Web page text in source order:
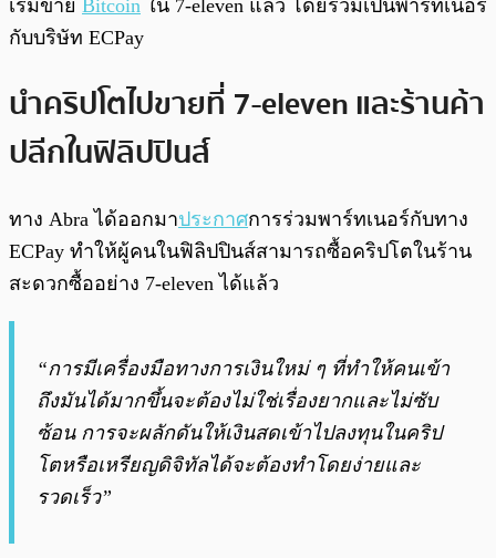
เริ่มขาย Bitcoin ใน 7-eleven แล้ว โดยร่วมเป็นพาร์ทเนอร์
กับบริษัท ECPay
นำคริปโตไปขายที่ 7-eleven และร้านค้า
ปลีกในฟิลิปปินส์
ทาง Abra ได้ออกมาประกาศการร่วมพาร์ทเนอร์กับทาง
ECPay ทำให้ผู้คนในฟิลิปปินส์สามารถซื้อคริปโตในร้าน
สะดวกซื้ออย่าง 7-eleven ได้แล้ว
“การมีเครื่องมือทางการเงินใหม่ ๆ ที่ทำให้คนเข้า
ถึงมันได้มากขึ้นจะต้องไม่ใช่เรื่องยากและไม่ซับ
ซ้อน การจะผลักดันให้เงินสดเข้าไปลงทุนในคริป
โตหรือเหรียญดิจิทัลได้จะต้องทำโดยง่ายและ
รวดเร็ว”